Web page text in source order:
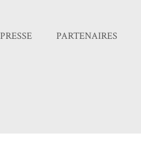
PRESSE PARTENAIRES